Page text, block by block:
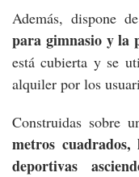
Además, dispone
para gimnasio yla
está cubierta y se
alquiler por los
Construidas sobre
metros cuadrados,
deportivas